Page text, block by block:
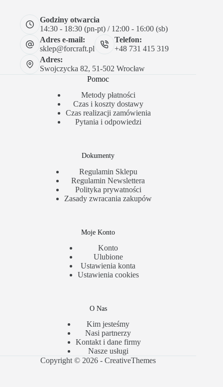
Godziny otwarcia
14:30 - 18:30 (pn-pt) / 12:00 - 16:00 (sb)
Adres e-mail:
sklep@forcraft.pl
Telefon:
+48 731 415 319
Adres:
Swojczycka 82, 51-502 Wrocław
Pomoc
Metody płatności
Czas i koszty dostawy
Czas realizacji zamówienia
Pytania i odpowiedzi
Dokumenty
Regulamin Sklepu
Regulamin Newslettera
Polityka prywatności
Zasady zwracania zakupów
Moje Konto
Konto
Ulubione
Ustawienia konta
Ustawienia cookies
O Nas
Kim jesteśmy
Nasi partnerzy
Kontakt i dane firmy
Nasze usługi
Copyright © 2026 -CreativeThemes